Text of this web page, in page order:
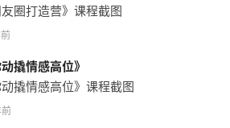
圈打造营》课程截图
撬‬情感高位》
撬‬情感高位》课程截图
前